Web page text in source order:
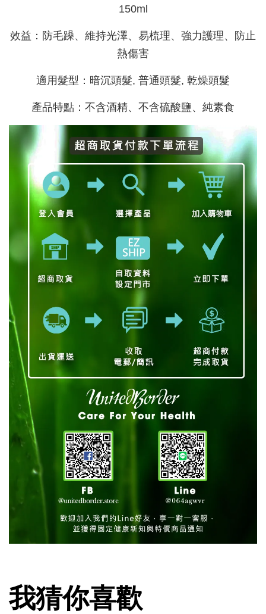
150ml
效益：防毛躁、維持光澤、易梳理、強力護理、防止
熱傷害
適用髮型：暗沉頭髮, 普通頭髮, 乾燥頭髮
產品特點：不含酒精、不含硫酸鹽、純素食
我猜你喜歡